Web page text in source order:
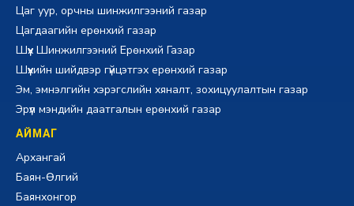
Цаг уур, орчны шинжилгээний газар
Цагдаагийн ерөнхий газар
Шүүх Шинжилгээний Ерөнхий Газар
Шүүхийн шийдвэр гүйцэтгэх ерөнхий газар
Эм, эмнэлгийн хэрэгслийн хяналт, зохицуулалтын газар
Эрүүл мэндийн даатгалын ерөнхий газар
АЙМАГ
Архангай
Баян-Өлгий
Баянхонгор